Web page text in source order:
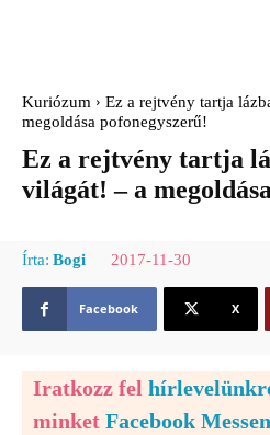
Kuriózum
Ez a rejtvény tartja
megoldása pofonegyszerű!
Ez a rejtvény tartja
világát! – a
Írta: Bogi 2017-11-30
Facebook X
Iratkozz fel
minket Facebook